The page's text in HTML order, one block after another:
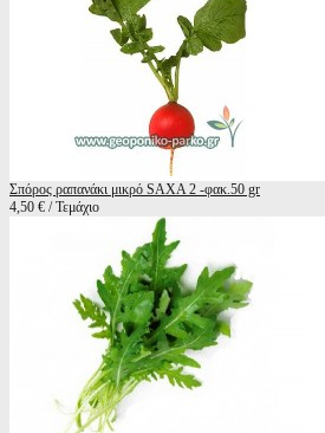
Σπόρος ραπανάκι μικρό SAXA 2 -φακ.50 gr
4,50 € / Τεμάχιο